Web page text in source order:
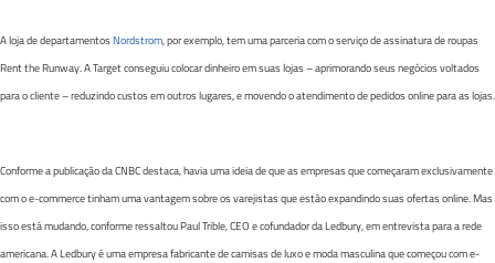
A loja de departamentosNordstrom, por exemplo, tem uma parceria com o serviço de assinatura de roupas
Rent the Runway. A Target conseguiu colocar dinheiro em suas lojas – aprimorando seus negócios voltados
para o cliente – reduzindo custos em outros lugares, e movendo o atendimento de pedidos online para as lojas.
Conforme a publicação da CNBC destaca, havia uma ideia de que as empresas que começaram exclusivamente
com o e-commerce tinham uma vantagem sobre os varejistas que estão expandindo suas ofertas online. Mas
isso está mudando, conforme ressaltou Paul Trible, CEO e cofundador da Ledbury, em entrevista para a rede
americana. A Ledbury é uma empresa fabricante de camisas de luxo e moda masculina que começou com e-